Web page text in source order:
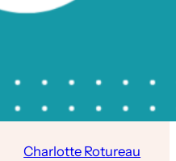
Charlotte Rotureau